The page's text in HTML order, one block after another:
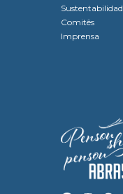
Comitês
Imprensa